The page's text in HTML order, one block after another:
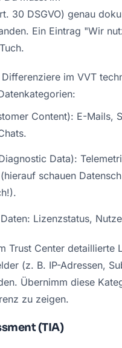
30 DSGVO) genau
Ein Eintrag "Wir
im VVT
Content): E-Mails,
Data):
schauen
Lizenzstatus,
Trust Center detaillierte
(z. B. IP-Adressen,
Übernimm diese
zu zeigen.
(TIA)